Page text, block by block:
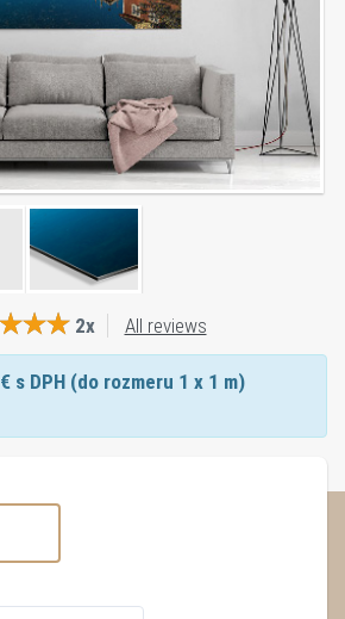
2x All reviews
€ s DPH (do rozmeru 1 x 1 m)